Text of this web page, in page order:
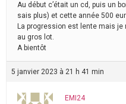
Au début c’était un cd, puis un
sais plus) et cette année 500
La progression est lente mais je
au gros lot.
A bientôt
5 janvier 2023 à 21 h 41 min
EMI24